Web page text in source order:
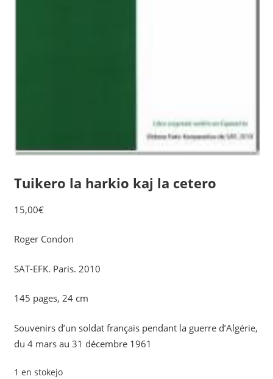
Tuikero la harkio kaj la cetero
15,00€
Roger Condon
SAT-EFK. Paris. 2010
145 pages, 24 cm
Souvenirs d’un soldat français pendant la guerre d’Algérie,
du 4 mars au 31 décembre 1961
1 en stokejo